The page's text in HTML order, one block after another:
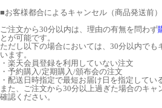
■お客様都合によるキャンセル（商品発送前）
ご注文から30分以内は、理由の有無を問わず
とが可能です。
ただし以下の場合においては、30分以内で
います。
・楽天会員登録を利用していない注文
・予約購入/定期購入/頒布会の注文
・配送日時指定で最短お届け日を指定してい
また、ご注文から30分以上過ぎた場合のキ
確認ください。